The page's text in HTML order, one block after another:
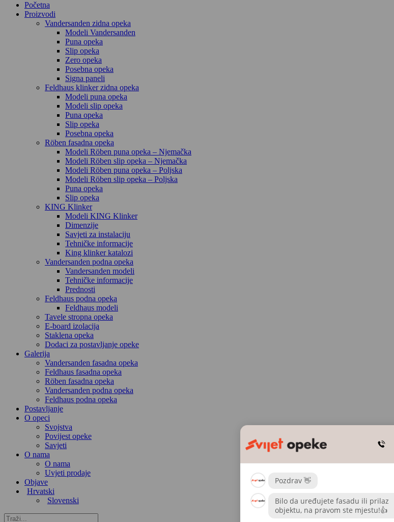
Početna
Proizvodi
Vandersanden zidna opeka
Modeli Vandersanden
Puna opeka
Slip opeka
Zero opeka
Posebna opeka
Signa paneli
Feldhaus klinker zidna opeka
Modeli puna opeka
Modeli slip opeka
Puna opeka
Slip opeka
Posebna opeka
Röben fasadna opeka
Modeli Röben puna opeka – Njemačka
Modeli Röben slip opeka – Njemačka
Modeli Röben puna opeka – Poljska
Modeli Röben slip opeka – Poljska
Puna opeka
Slip opeka
KING Klinker
Modeli KING Klinker
Dimenzije
Savjeti za instalaciju
Tehničke informacije
King klinker katalozi
Vandersanden podna opeka
Vandersanden modeli
Tehničke informacije
Prednosti
Feldhaus podna opeka
Feldhaus modeli
Tavele stropna opeka
E-board izolacija
Staklena opeka
Dodaci za postavljanje opeke
Galerija
Vandersanden fasadna opeka
Feldhaus fasadna opeka
Röben fasadna opeka
Vandersanden podna opeka
Feldhaus podna opeka
Postavljanje
O opeci
Svojstva
Povijest opeke
Savjeti
O nama
O nama
Uvjeti prodaje
Objave
Hrvatski
Slovenski
Traži...